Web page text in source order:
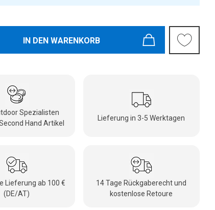
IN DEN WARENKORB
Spezialisten
Hand Artikel
Lieferung in 3-5 Werktagen
Lieferung ab 100 €
(DE/AT)
14 Tage Rückgaberecht und
kostenlose Retoure